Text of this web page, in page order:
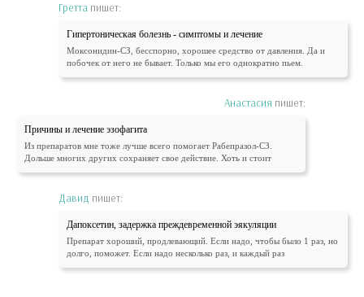
Гретта пишет:
Гипертоническая болезнь - симптомы и лечение
Моксонидин-СЗ, бесспорно, хорошее средство от давления. Да и
побочек от него не бывает. Только мы его однократно пьем.
Анастасия пишет:
Причины и лечение эзофагита
Из препаратов мне тоже лучше всего помогает Рабепразол-СЗ.
Дольше многих других сохраняет свое действие. Хоть и стоит
Давид пишет:
Дапоксетин, задержка преждевременной эякуляции
Препарат хороший, продлевающий. Если надо, чтобы было 1 раз, но
долго, поможет. Если надо несколько раз, и каждый раз